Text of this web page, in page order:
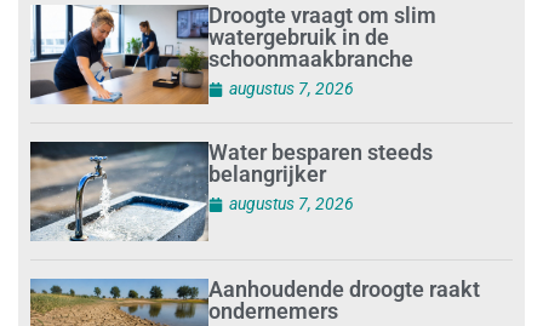
Droogte vraagt om slim
watergebruik in de
schoonmaakbranche
augustus 7, 2026
Water besparen steeds
belangrijker
augustus 7, 2026
Aanhoudende droogte raakt
ondernemers